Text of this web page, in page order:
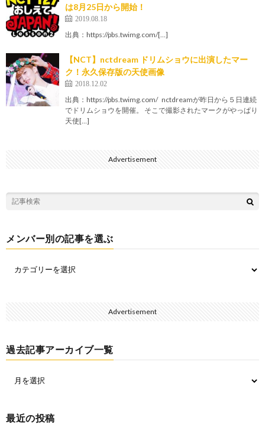
は8月25日から開始！
2019.08.18
出典：https://pbs.twimg.com/[…]
【NCT】nctdream ドリムショウに出演したマー
ク！永久保存版の天使画像
2018.12.02
出典：https://pbs.twimg.com/ nctdreamが昨日から５日連続
でドリムショウを開催。 そこで撮影されたマークがやっぱり
天使[…]
Advertisement
メンバー別の記事を選ぶ
Advertisement
過去記事アーカイブ一覧
最近の投稿